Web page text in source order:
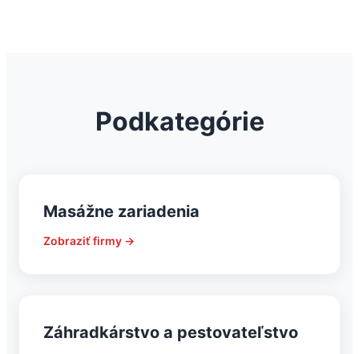
Podkategórie
Masážne zariadenia
Zobraziť firmy →
Záhradkárstvo a pestovateľstvo